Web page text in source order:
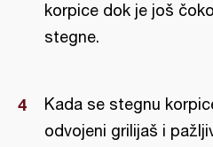
korpice dok je još
stegne.
Kada se stegnu
odvojeni grilijaš i